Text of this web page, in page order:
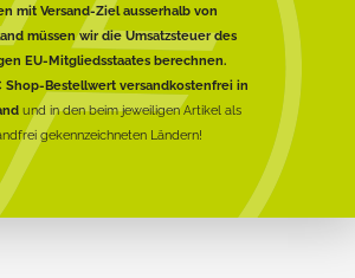
mit Versand-Ziel ausserhalb von
müssen wir die Umsatzsteuer des
EU-Mitgliedsstaates berechnen.
Shop-Bestellwert versandkostenfrei in
und in den beim jeweiligen Artikel als
gekennzeichneten Ländern!